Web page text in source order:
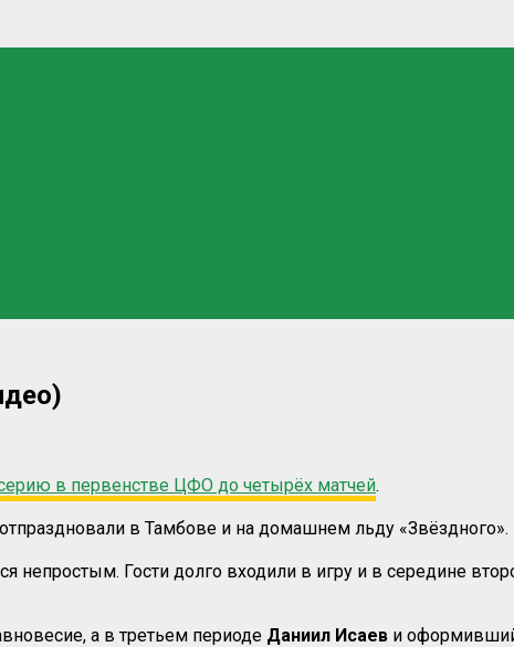
в первенстве ЦФО до четырёх матчей.
отпраздновали в Тамбове и на домашнем льду «Звёздного».
непростым. Гости долго входили в игру и в середине
а в третьем периоде Даниил Исаев и